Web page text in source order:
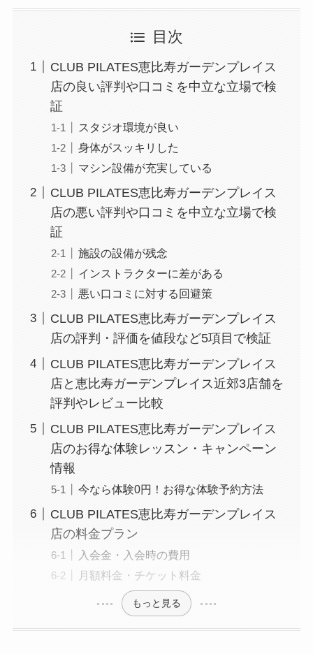
目次
CLUB PILATES恵比寿ガーデンプレイス
店の良い評判や口コミを中立な立場で検
証
スタジオ環境が良い
身体がスッキリした
マシン設備が充実している
CLUB PILATES恵比寿ガーデンプレイス
店の悪い評判や口コミを中立な立場で検
証
施設の設備が残念
インストラクターに差がある
悪い口コミに対する回避策
CLUB PILATES恵比寿ガーデンプレイス
店の評判・評価を値段など5項目で検証
CLUB PILATES恵比寿ガーデンプレイス
店と恵比寿ガーデンプレイス近郊3店舗を
評判やレビュー比較
CLUB PILATES恵比寿ガーデンプレイス
店のお得な体験レッスン・キャンペーン
情報
今なら体験0円！お得な体験予約方法
CLUB PILATES恵比寿ガーデンプレイス
店の料金プラン
入会金・入会時の費用
月額料金・チケット料金
もっと見る